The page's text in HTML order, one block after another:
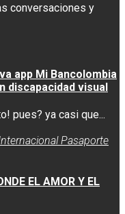
conversaciones y
app Mi Bancolombia
discapacidad visual
pues? ya casi que...
Pasaporte
EL AMOR Y EL